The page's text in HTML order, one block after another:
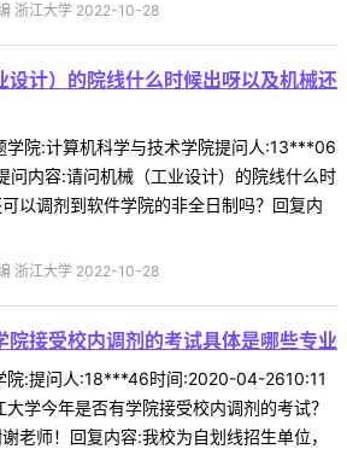
浙江大学 2022-10-28
设计）的院线什么时候出呀以及机械还
学院:计算机科学与技术学院提问人:13***06
内容:请问机械（工业设计）的院线什么时
以调剂到软件学院的非全日制吗？回复内
浙江大学 2022-10-28
院接受校内调剂的考试具体是哪些专业
院:提问人:18***46时间:2020-04-2610:11
学今年是否有学院接受校内调剂的考试？
老师！回复内容:我校为自划线招生单位，